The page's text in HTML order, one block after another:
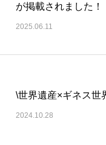
が掲載されました！
2025.06.11
2024.10.28